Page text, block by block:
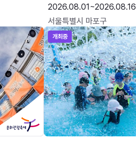
2026.08.01~2026.08.16
서울특별시 마포구
개최중